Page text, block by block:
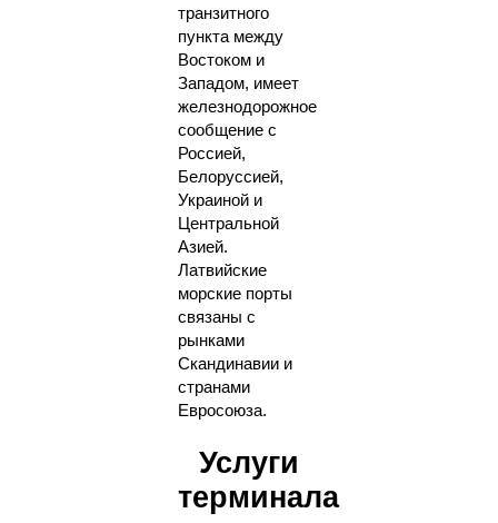
транзитного
пункта между
Востоком и
Западом, имеет
железнодорожное
сообщение с
Россией,
Белоруссией,
Украиной и
Центральной
Азией.
Латвийские
морские порты
связаны с
рынками
Скандинавии и
странами
Евросоюза.
Услуги
терминала